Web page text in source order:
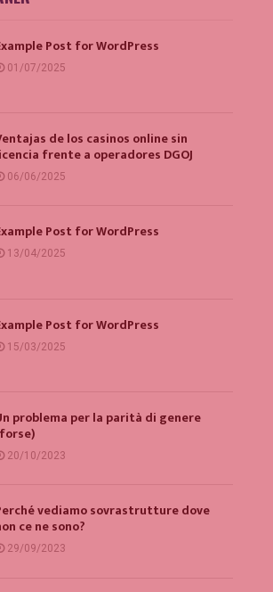
Post for WordPress
01/07/2025
de los casinos online sin
frente a operadores DGOJ
06/06/2025
Post for WordPress
13/04/2025
Post for WordPress
15/03/2025
problema per la parità di genere
20/10/2023
vediamo sovrastrutture dove
ce ne sono?
29/09/2023